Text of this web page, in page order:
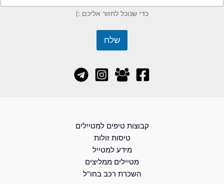
כדי שנוכל לחזור אליכם :)
שלח
קבוצות טיפים למטיילים
טיסות זולות
מידע למטייל
מטיילים ממליצים
השכרת רכב בחו"ל